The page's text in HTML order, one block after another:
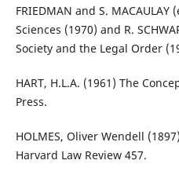
FRIEDMAN and S.
Sciences (1970) and R.
Society and the Legal Order
HART, H.L.A. (1961) The
Press.
HOLMES, Oliver Wendell
Harvard Law Review 457.